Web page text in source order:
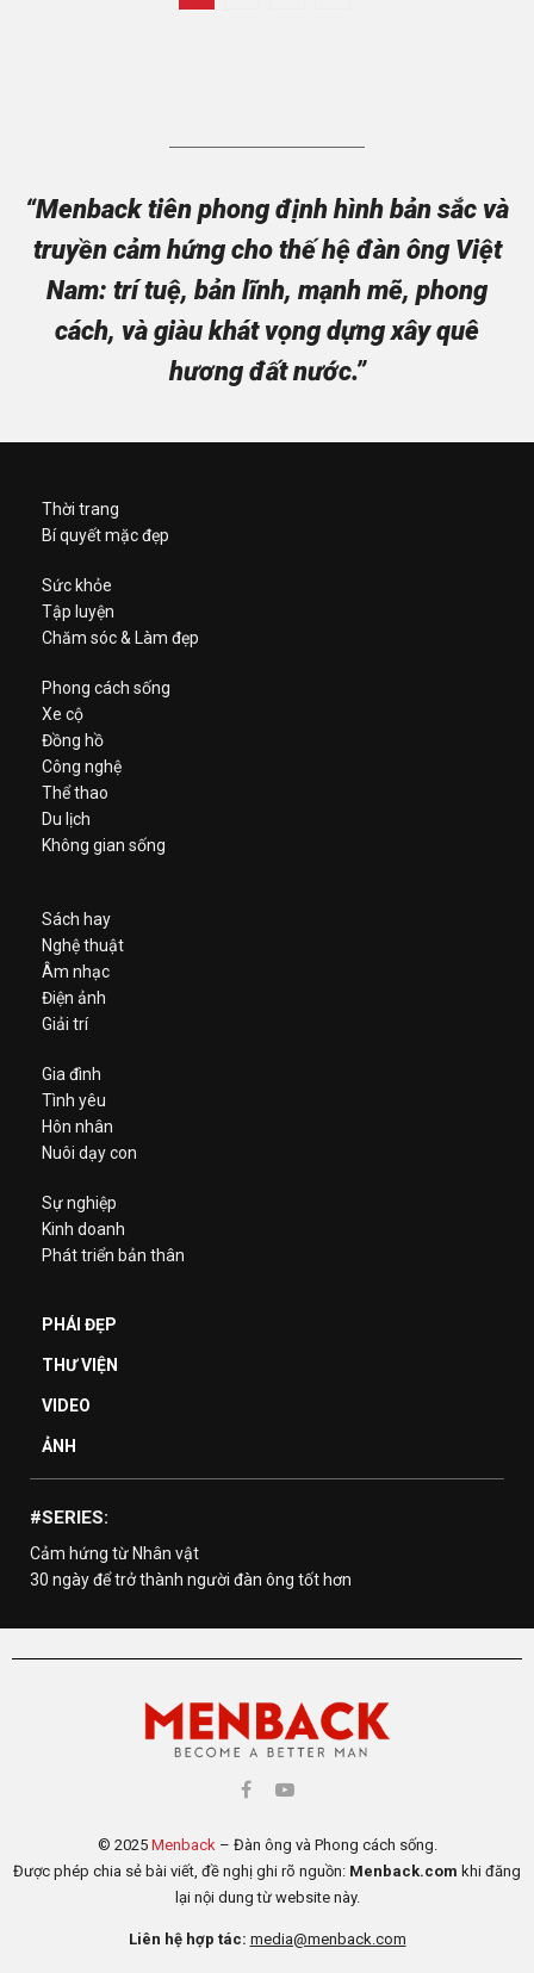
“Menback tiên phong định hình bản sắc và
truyền cảm hứng cho thế hệ đàn ông Việt
Nam: trí tuệ, bản lĩnh, mạnh mẽ, phong
cách, và giàu khát vọng dựng xây quê
hương đất nước.”
Thời trang
Bí quyết mặc đẹp
Sức khỏe
Tập luyện
Chăm sóc & Làm đẹp
Phong cách sống
Xe cộ
Đồng hồ
Công nghệ
Thể thao
Du lịch
Không gian sống
Sách hay
Nghệ thuật
Âm nhạc
Điện ảnh
Giải trí
Gia đình
Tình yêu
Hôn nhân
Nuôi dạy con
Sự nghiệp
Kinh doanh
Phát triển bản thân
PHÁI ĐẸP
THƯ VIỆN
VIDEO
ẢNH
#SERIES:
Cảm hứng từ Nhân vật
30 ngày để trở thành người đàn ông tốt hơn
© 2025 Menback– Đàn ông và Phong cách sống.
Được phép chia sẻ bài viết, đề nghị ghi rõ nguồn: Menback.com khi đăng
lại nội dung từ website này.
Liên hệ hợp tác: media@menback.com